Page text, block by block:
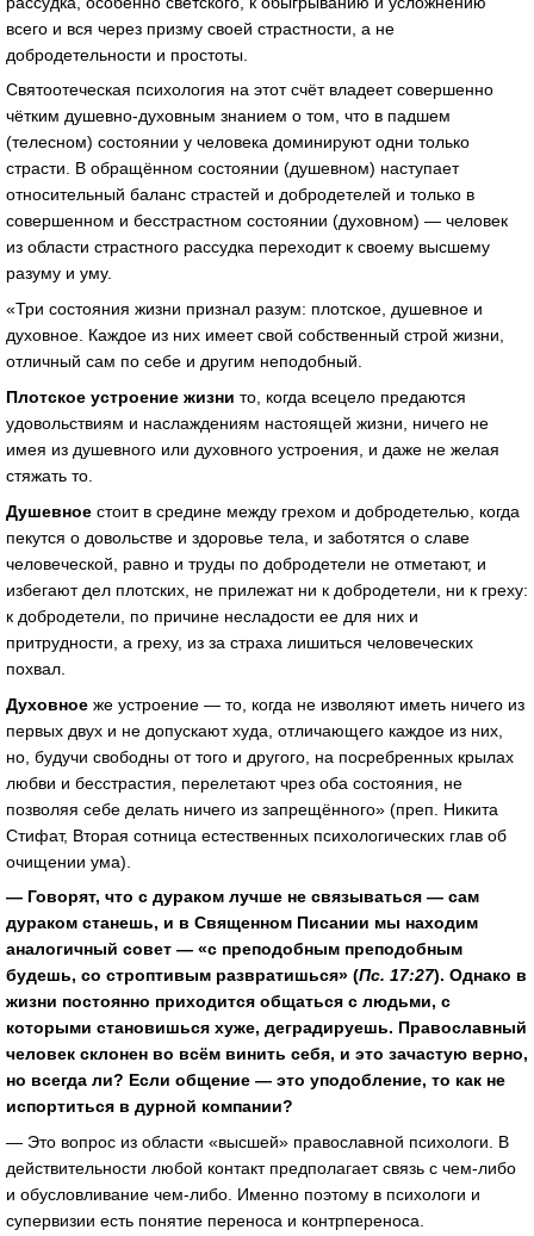
всего и вся через призму своей страстности, а не
добродетельности и простоты.
Святоотеческая психология на этот счёт владеет совершенно
чётким душевно-духовным знанием о том, что в падшем
(телесном) состоянии у человека доминируют одни только
страсти. В обращённом состоянии (душевном) наступает
относительный баланс страстей и добродетелей и только в
совершенном и бесстрастном состоянии (духовном) — человек
из области страстного рассудка переходит к своему высшему
разуму и уму.
«Три состояния жизни признал разум: плотское, душевное и
духовное. Каждое из них имеет свой собственный строй жизни,
отличный сам по себе и другим неподобный.
Плотское устроение жизни то, когда всецело предаются
удовольствиям и наслаждениям настоящей жизни, ничего не
имея из душевного или духовного устроения, и даже не желая
стяжать то.
Душевное стоит в средине между грехом и добродетелью, когда
пекутся о довольстве и здоровье тела, и заботятся о славе
человеческой, равно и труды по добродетели не отметают, и
избегают дел плотских, не прилежат ни к добродетели, ни к греху:
к добродетели, по причине несладости ее для них и
притрудности, а греху, из за страха лишиться человеческих
похвал.
Духовное же устроение — то, когда не изволяют иметь ничего из
первых двух и не допускают худа, отличающего каждое из них,
но, будучи свободны от того и другого, на посребренных крылах
любви и бесстрастия, перелетают чрез оба состояния, не
позволяя себе делать ничего из запрещённого» (преп. Никита
Стифат, Вторая сотница естественных психологических глав об
очищении ума).
— Говорят, что с дураком лучше не связываться — сам
дураком станешь, и в Священном Писании мы находим
аналогичный совет — «с преподобным преподобным
будешь, со строптивым развратишься» (Пс. 17:27). Однако в
жизни постоянно приходится общаться с людьми, с
которыми становишься хуже, деградируешь. Православный
человек склонен во всём винить себя, и это зачастую верно,
но всегда ли? Если общение — это уподобление, то как не
испортиться в дурной компании?
— Это вопрос из области «высшей» православной психологи. В
действительности любой контакт предполагает связь с чем-либо
и обусловливание чем-либо. Именно поэтому в психологи и
супервизии есть понятие переноса и контрпереноса.